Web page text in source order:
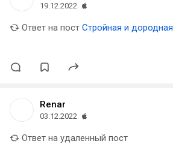
19.12.2022
Ответ на пост Стройная и дородная
Renar
03.12.2022
Ответ на удаленный пост